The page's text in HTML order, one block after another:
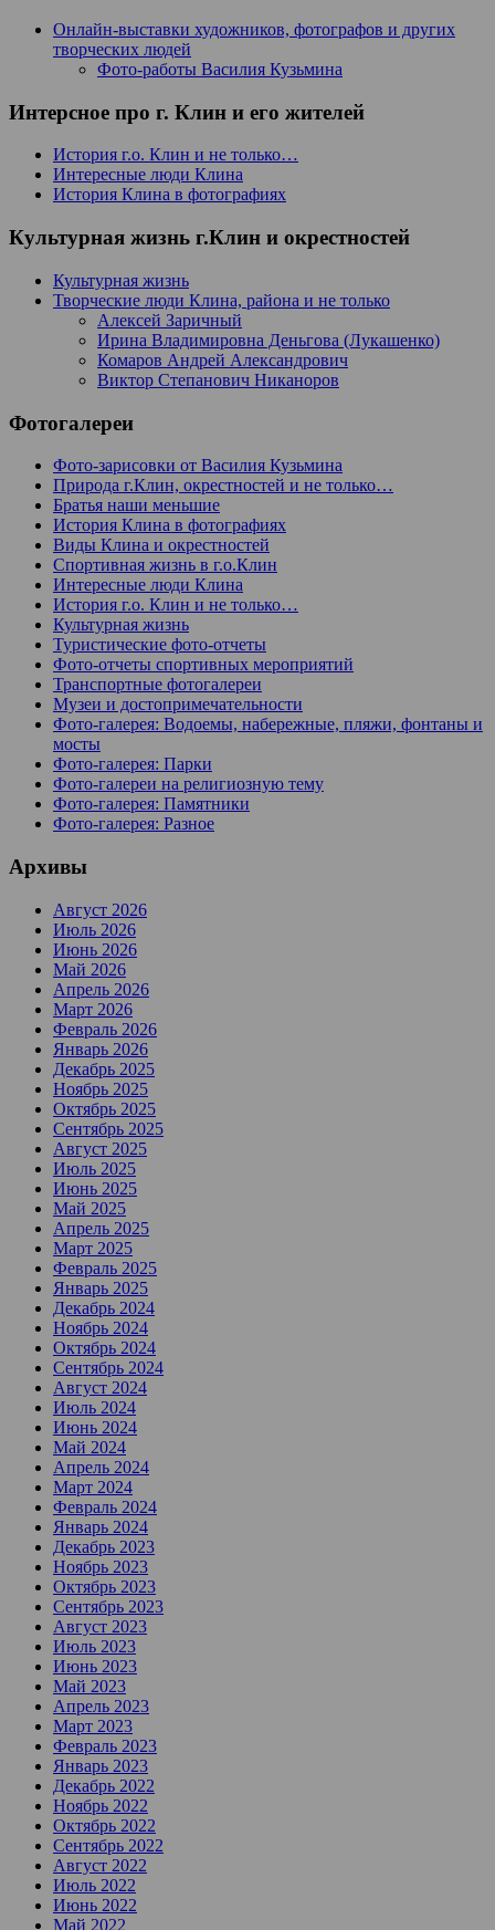
Онлайн-выставки художников, фотографов и других
творческих людей
Фото-работы Василия Кузьмина
Интерсное про г. Клин и его жителей
История г.о. Клин и не только…
Интересные люди Клина
История Клина в фотографиях
Культурная жизнь г.Клин и окрестностей
Культурная жизнь
Творческие люди Клина, района и не только
Алексей Заричный
Ирина Владимировна Деньгова (Лукашенко)
Комаров Андрей Александрович
Виктор Степанович Никаноров
Фотогалереи
Фото-зарисовки от Василия Кузьмина
Природа г.Клин, окрестностей и не только…
Братья наши меньшие
История Клина в фотографиях
Виды Клина и окрестностей
Спортивная жизнь в г.о.Клин
Интересные люди Клина
История г.о. Клин и не только…
Культурная жизнь
Туристические фото-отчеты
Фото-отчеты спортивных мероприятий
Транспортные фотогалереи
Музеи и достопримечательности
Фото-галерея: Водоемы, набережные, пляжи, фонтаны и
мосты
Фото-галерея: Парки
Фото-галереи на религиозную тему
Фото-галерея: Памятники
Фото-галерея: Разное
Архивы
Август 2026
Июль 2026
Июнь 2026
Май 2026
Апрель 2026
Март 2026
Февраль 2026
Январь 2026
Декабрь 2025
Ноябрь 2025
Октябрь 2025
Сентябрь 2025
Август 2025
Июль 2025
Июнь 2025
Май 2025
Апрель 2025
Март 2025
Февраль 2025
Январь 2025
Декабрь 2024
Ноябрь 2024
Октябрь 2024
Сентябрь 2024
Август 2024
Июль 2024
Июнь 2024
Май 2024
Апрель 2024
Март 2024
Февраль 2024
Январь 2024
Декабрь 2023
Ноябрь 2023
Октябрь 2023
Сентябрь 2023
Август 2023
Июль 2023
Июнь 2023
Май 2023
Апрель 2023
Март 2023
Февраль 2023
Январь 2023
Декабрь 2022
Ноябрь 2022
Октябрь 2022
Сентябрь 2022
Август 2022
Июль 2022
Июнь 2022
Май 2022